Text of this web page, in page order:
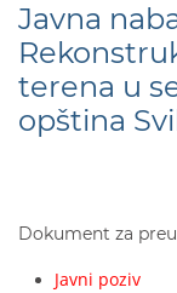
Javna
terena u
opština
Dokument za
Javni poziv